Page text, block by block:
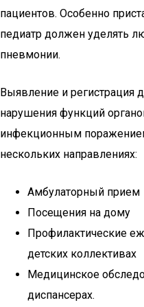
пациентов. Особенно
педиатр должен уделять
пневмонии.
Выявление и регистрация
нарушения функций
инфекционным
нескольких направлениях:
Амбулаторный прием
Посещения на дому
Профилактические
детских коллективах
Медицинское
диспансерах.